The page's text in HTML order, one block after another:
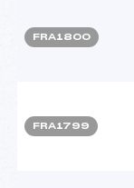
FRA1800
FRA1799